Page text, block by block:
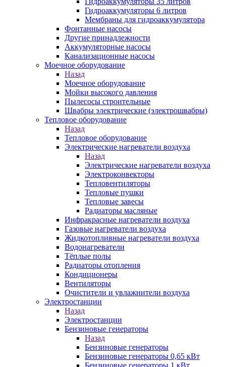
Гидроаккумуляторы 6 литров
Мембраны для гидроаккумулятора
Фонтанные насосы
Другие принадлежности
Аккумуляторные насосы
Канализационные насосы
Моечное оборудование
Назад
Моечное оборудование
Мойки высокого давления
Пылесосы строительные
Швабры электрические (электрошвабры)
Тепловое оборудование
Назад
Тепловое оборудование
Электрические нагреватели воздуха
Назад
Электрические нагреватели воздуха
Электроконвекторы
Тепловентиляторы
Тепловые пушки
Тепловые завесы
Радиаторы масляные
Инфракрасные нагреватели воздуха
Газовые нагреватели воздуха
Жидкотопливные нагреватели воздуха
Водонагреватели
Тёплые полы
Радиаторы отопления
Кондиционеры
Вентиляторы
Очистители и увлажнители воздуха
Электростанции
Назад
Электростанции
Бензиновые генераторы
Назад
Бензиновые генераторы
Бензиновые генераторы 0,65 кВт
Бензиновые генераторы 1 кВт